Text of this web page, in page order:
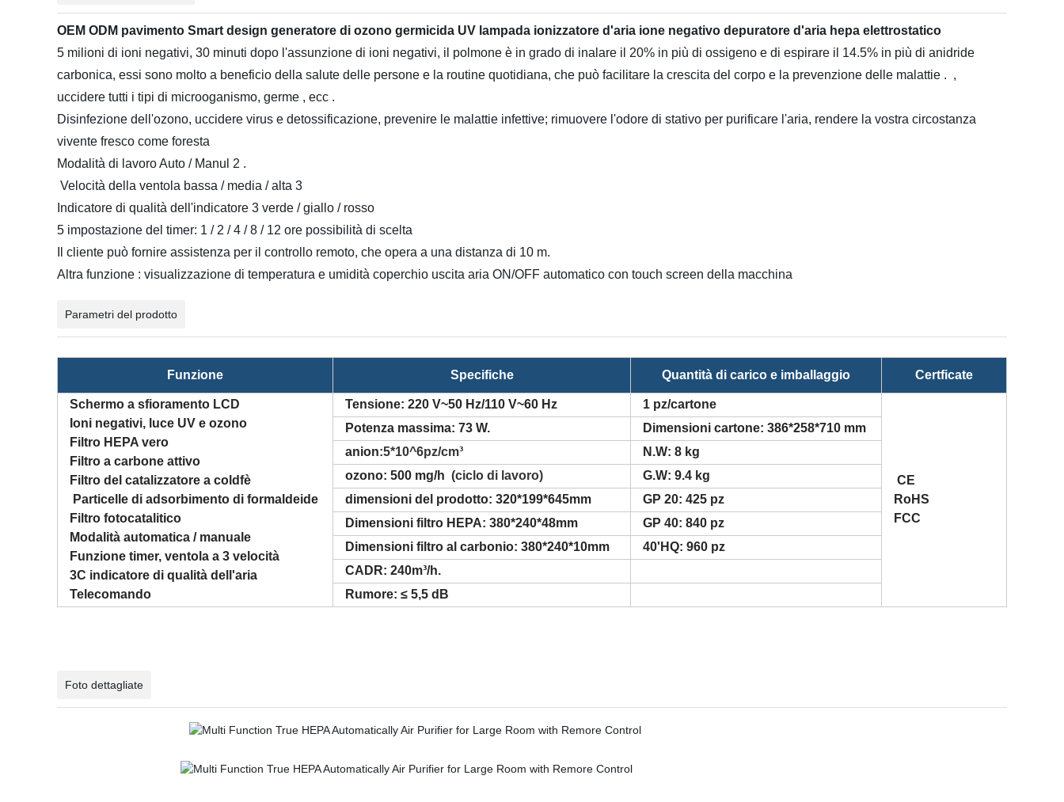
OEM ODM pavimento Smart design generatore di ozono germicida UV lampada ionizzatore d'aria ione negativo depuratore d'aria hepa elettrostatico
5 milioni di ioni negativi, 30 minuti dopo l'assunzione di ioni negativi, il polmone è in grado di inalare il 20% in più di ossigeno e di espirare il 14.5% in più di anidride
carbonica, essi sono molto a beneficio della salute delle persone e la routine quotidiana, che può facilitare la crescita del corpo e la prevenzione delle malattie . ,
uccidere tutti i tipi di microoganismo, germe , ecc .
Disinfezione dell'ozono, uccidere virus e detossificazione, prevenire le malattie infettive; rimuovere l'odore di stativo per purificare l'aria, rendere la vostra circostanza
vivente fresco come foresta
Modalità di lavoro Auto / Manul 2 .
Velocità della ventola bassa / media / alta 3
Indicatore di qualità dell'indicatore 3 verde / giallo / rosso
5 impostazione del timer: 1 / 2 / 4 / 8 / 12 ore possibilità di scelta
Il cliente può fornire assistenza per il controllo remoto, che opera a una distanza di 10 m.
Altra funzione : visualizzazione di temperatura e umidità coperchio uscita aria ON/OFF automatico con touch screen della macchina
Parametri del prodotto
Funzione Specifiche Quantità di carico e imballaggio Certficate
Schermo a sfioramento LCD
Ioni negativi, luce UV e ozono
Filtro HEPA vero
Filtro a carbone attivo
Filtro del catalizzatore a coldfè
Particelle di adsorbimento di formaldeide
Filtro fotocatalitico
Modalità automatica / manuale
Funzione timer, ventola a 3 velocità
3C indicatore di qualità dell'aria
Telecomando
Tensione: 220 V~50 Hz/110 V~60 Hz 1 pz/cartone
CE
RoHS
FCC
Potenza massima: 73 W.
Dimensioni cartone: 386*258*710 mm
anion:5*10^6pz/cm³
N.W: 8 kg
ozono: 500 mg/h (ciclo di lavoro)
G.W: 9.4 kg
dimensioni del prodotto: 320*199*645mm
GP 20: 425 pz
Dimensioni filtro HEPA: 380*240*48mm
GP 40: 840 pz
Dimensioni filtro al carbonio: 380*240*10mm
40'HQ: 960 pz
CADR: 240m³/h.
Rumore: ≤ 5,5 dB
Foto dettagliate